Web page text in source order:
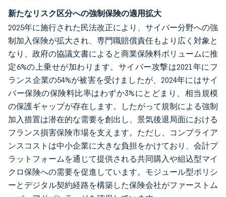
新たなリスク区分への強制保険の適用拡大
2025年に施行された民法改正により、サイバー分野への強
制加入保険が拡大され、専門職賠償責任もより広く対象と
なり、政府の協議文書によると商業保険料ボリュームに推
定6%の上乗せが加わります。サイバー攻撃は2021年にフ
ランス企業の54%が被害を受けましたが、2024年にはサイ
バー保険の保険料比率はわずか3%にとどまり、相当規模
の保護ギャップが存在します。したがって規制による強制
加入措置は潜在的な需要を創出し、景気後退局面における
フランス損害保険市場を支えます。ただし、コンプライア
ンスコストは中小企業に大きな負担をかけており、会計プ
ラットフォームを通じて提供される共同購入や組込型マイ
クロ保険への需要を促進しています。モジュール型ポリシ
ーとデジタル契約経路を構築した保険会社がファーストム